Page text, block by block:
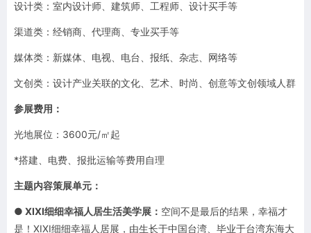
设计类：室内设计师、建筑师、工程师、设计买手等
渠道类：经销商、代理商、专业买手等
媒体类：新媒体、电视、电台、报纸、杂志、网络等
文创类：设计产业关联的文化、艺术、时尚、创意等文创领域人群
参展费用：
光地展位：3600元/㎡起
*搭建、电费、报批运输等费用自理
主题内容策展单元：
● XIXI细细幸福人居生活美学展 ： 空间不是最后的结果，幸福才
是！XIXI细细幸福人居展，由生长于中国台湾、毕业于台湾东海大